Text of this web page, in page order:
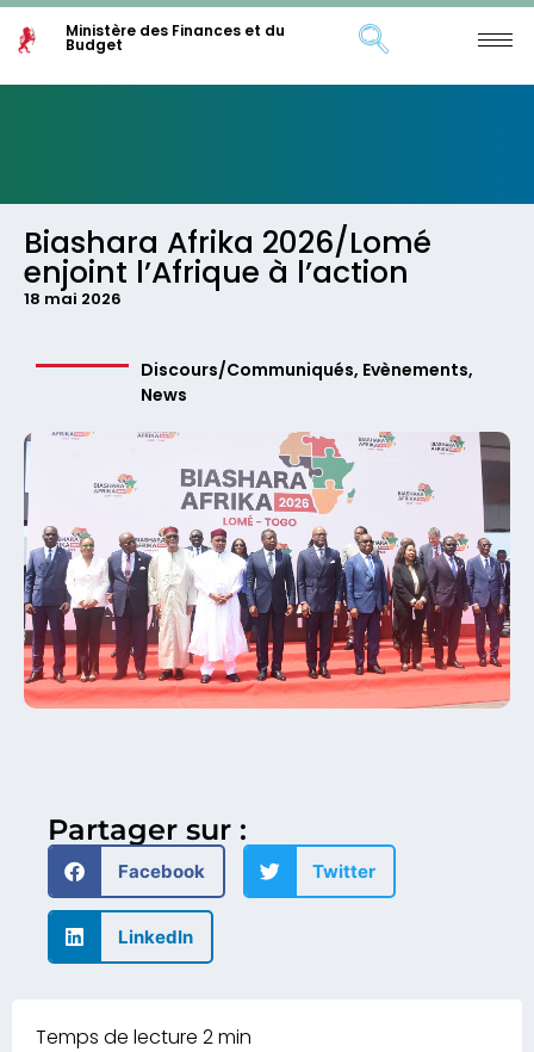
Ministère des Finances et du
Budget
Biashara Afrika 2026/Lomé
enjoint l’Afrique à l’action
18 mai 2026
Discours/Communiqués, Evènements,
News
Partager sur :
Facebook Twitter
LinkedIn